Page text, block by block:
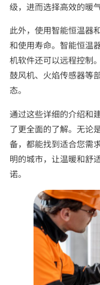
级，进而选择高效的暖气
此外，使用智能恒温器
和使用寿命。智能恒温
机软件还可以远程控制
鼓风机、火焰传感器等
态。
通过这些详细的介绍和
了更全面的了解。无论
备，都能找到适合您需
明的城市，让温暖和舒
诺。